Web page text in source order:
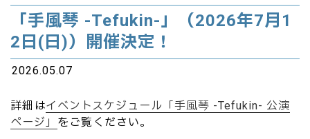
「手風琴 -Tefukin-」（2026年7月1
2日(日)）開催決定！
2026.05.07
詳細はイベントスケジュール「手風琴 -Tefukin- 公演
ページ」 をご覧ください。